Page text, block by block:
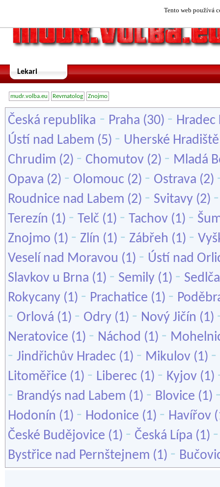
Tento web používá
Lekari
mudr.volba.eu Revmatolog Znojmo
Česká republika - Praha (30) - Hradec
Ústí nad Labem (5) - Uherské Hradiště
Chrudim (2) - Chomutov (2) - Mladá
Opava (2) - Olomouc (2) - Ostrava (2)
Roudnice nad Labem (2) - Svitavy (2)
Terezín (1) - Telč (1) - Tachov (1) -
Znojmo (1) - Zlín (1) - Zábřeh (1) -
Veselí nad Moravou (1) - Ústí nad
Slavkov u Brna (1) - Semily (1) -
Rokycany (1) - Prachatice (1) -
- Orlová (1) - Odry (1) - Nový Jičín (1)
Neratovice (1) - Náchod (1) -
- Jindřichův Hradec (1) - Mikulov (1) -
Litoměřice (1) - Liberec (1) - Kyjov (1)
- Brandýs nad Labem (1) - Blovice (1)
Hodonín (1) - Hodonice (1) - Havířov
České Budějovice (1) - Česká Lípa (1)
Bystřice nad Pernštejnem (1) -